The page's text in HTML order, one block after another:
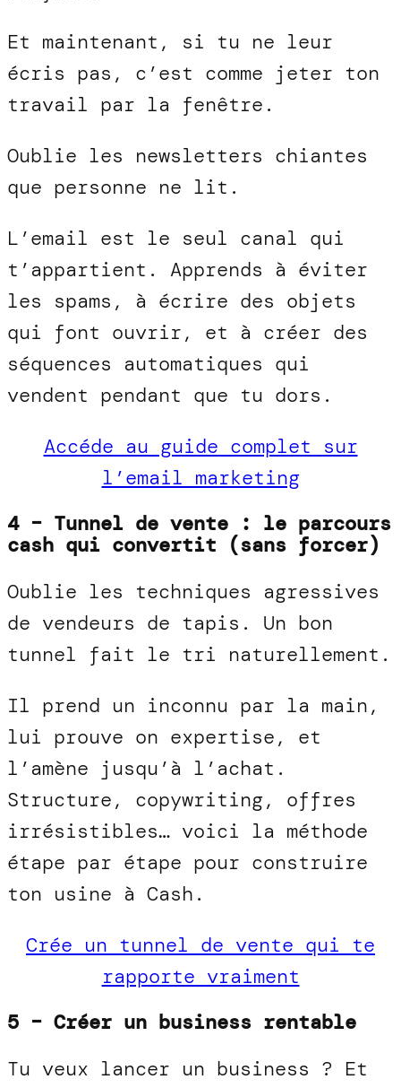
Et maintenant, si tu ne leur
écris pas, c’est comme jeter ton
travail par la fenêtre.
Oublie les newsletters chiantes
que personne ne lit.
L’email est le seul canal qui
t’appartient. Apprends à éviter
les spams, à écrire des objets
qui font ouvrir, et à créer des
séquences automatiques qui
vendent pendant que tu dors.
Accéde au guide complet sur
l’email marketing
4 – Tunnel de vente : le parcours
cash qui convertit (sans forcer)
Oublie les techniques agressives
de vendeurs de tapis. Un bon
tunnel fait le tri naturellement.
Il prend un inconnu par la main,
lui prouve on expertise, et
l’amène jusqu’à l’achat.
Structure, copywriting, offres
irrésistibles… voici la méthode
étape par étape pour construire
ton usine à Cash.
Crée un tunnel de vente qui te
rapporte vraiment
5 – Créer un business rentable
Tu veux lancer un business ? Et